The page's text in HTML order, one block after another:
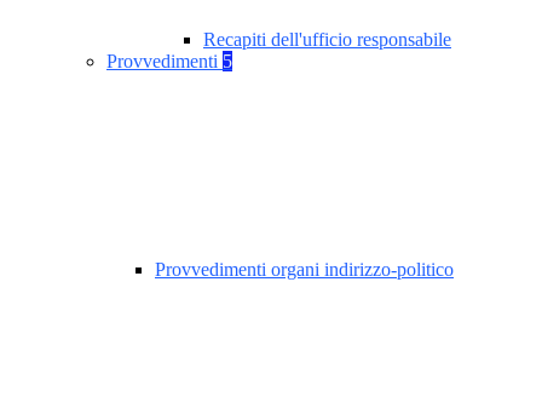
Recapiti dell'ufficio responsabile
Provvedimenti 5
Provvedimenti organi indirizzo-politico